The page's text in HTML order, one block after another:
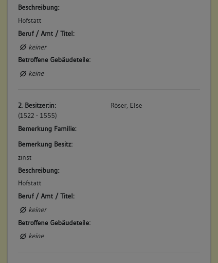
Karl Martin lässt im Obergeschoss der Scheuer zwei Zimmer
Schulgasse, zu einem Wohnhaus umgebaut". (a)
Betroffene Gebäudeteile:
keine
Beschreibung:
Hofstatt
Beruf / Amt / Titel:
keiner
Betroffene Gebäudeteile:
keine
2. Besitzer:in:
(1522 - 1555)
Röser, Else
Bemerkung Familie:
Bemerkung Besitz:
zinst
Beschreibung:
Hofstatt
Beruf / Amt / Titel:
keiner
Betroffene Gebäudeteile:
keine